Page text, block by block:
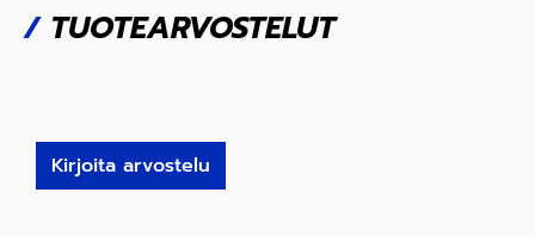
/TUOTEARVOSTELUT
Kirjoita arvostelu